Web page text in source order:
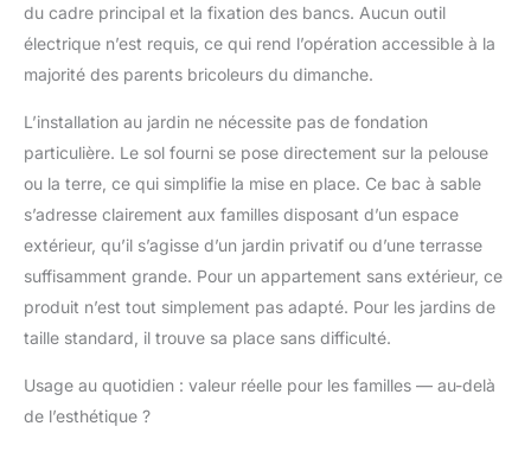
300 kg pour remplir de
sable, 2 bancs avec
dossier rabattables
DESIGN : look noble et
minimaliste avec des
tons blancs et gris
discrets, couverture
textile gris argenté avec
logo WONDERMAKE
sérigraphié ton sur ton
légèrement contrasté
côtés extérieurs)
RESPONSABILITÉ
SOCIALE - Programme
du cadre principal et la fixation des bancs. Aucun outil
électrique n’est requis, ce qui rend l’opération accessible à la
majorité des parents bricoleurs du dimanche.
L’installation au jardin ne nécessite pas de fondation
particulière. Le sol fourni se pose directement sur la pelouse
ou la terre, ce qui simplifie la mise en place. Ce bac à sable
s’adresse clairement aux familles disposant d’un espace
extérieur, qu’il s’agisse d’un jardin privatif ou d’une terrasse
suffisamment grande. Pour un appartement sans extérieur, ce
produit n’est tout simplement pas adapté. Pour les jardins de
taille standard, il trouve sa place sans difficulté.
Usage au quotidien : valeur réelle pour les familles — au-delà
de l’esthétique ?